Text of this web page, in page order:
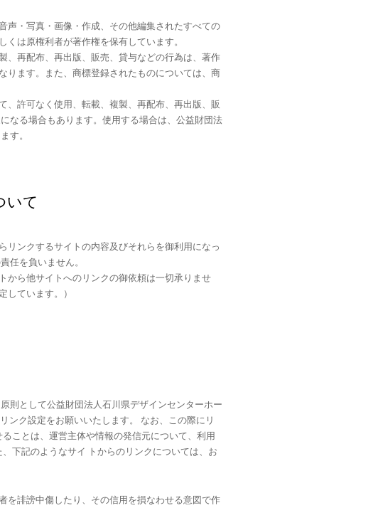
声・写真・画像・作成、その他編集されたすべての
は原権利者が著作権を保有しています。
、再配布、再出版、販売、貸与などの行為は、著作
ります。また、商標登録されたものについては、商
許可なく使用、転載、複製、再配布、再出版、販
なる場合もあります。使用する場合は、公益財団法
す。
いて
ンクするサイトの内容及びそれらを御利用になっ
任を負いません。
から他サイトへのリンクの御依頼は一切承りませ
しています。）
則として公益財団法人石川県デザインセンターホー
ク設定をお願いいたします。 なお、この際にリ
ことは、運営主体や情報の発信元について、利用
下記のようなサイ トからのリンクについては、お
を誹謗中傷したり、その信用を損なわせる意図で作